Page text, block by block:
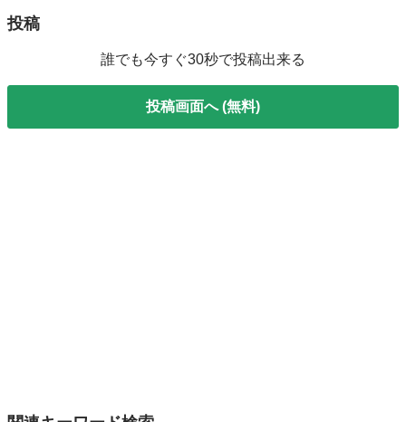
投稿
誰でも今すぐ30秒で投稿出来る
投稿画面へ (無料)